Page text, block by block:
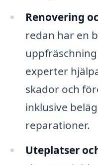
Renovering
redan har en
experter
skador och
inklusive
reparationer.
Uteplatser